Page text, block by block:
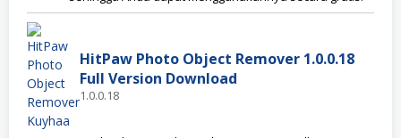
HitPaw Photo Object Remover 1.0.0.18
Full Version Download
1.0.0.18